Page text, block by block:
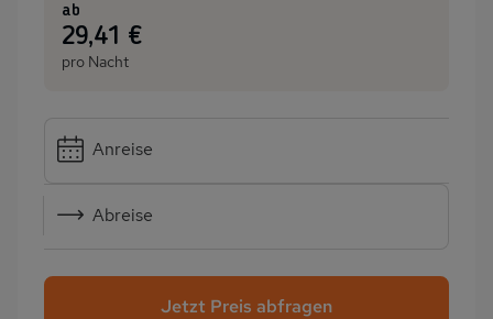
ab
:29,41 €
pro Nacht
Anreise
Abreise
Jetzt Preis abfragen